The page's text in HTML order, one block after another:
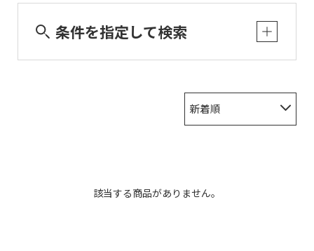
条件を指定して検索
新着順
該当する商品がありません。